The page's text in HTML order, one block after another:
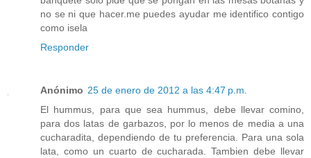
no se ni que hacer.me puedes ayudar me identifico contigo
como isela
Responder
Anónimo 25 de enero de 2012 a las 4:47 p.m.
El hummus, para que sea hummus, debe llevar comino,
para dos latas de garbazos, por lo menos de media a una
cucharadita, dependiendo de tu preferencia. Para una sola
lata, como un cuarto de cucharada. Tambien debe llevar